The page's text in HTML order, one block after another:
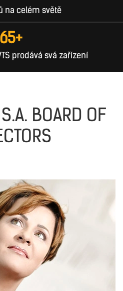
na celém světě
65+
prodává svá zařízení
BOARD OF